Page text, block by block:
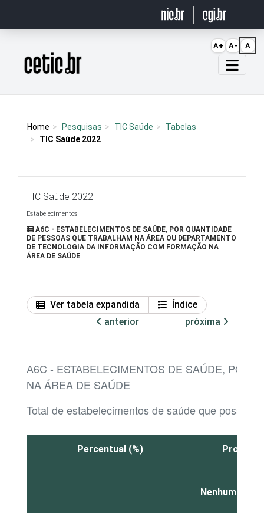
Página inicial
Home Pesquisas TIC Saúde
Tabelas
TIC Saúde 2022
TIC Saúde 2022
Estabelecimentos
A6C - ESTABELECIMENTOS DE SAÚDE, POR QUANTIDADE
DE PESSOAS QUE TRABALHAM NA ÁREA OU DEPARTAMENTO
DE TECNOLOGIA DA INFORMAÇÃO COM FORMAÇÃO NA
ÁREA DE SAÚDE
Ver tabela expandida
Índice
anterior
próxima
A6C - ESTABELECIMENTOS DE SAÚDE, POR
NA ÁREA DE SAÚDE
Total de estabelecimentos de saúde que
Percentual (%)
Nenhum
A+ A- A